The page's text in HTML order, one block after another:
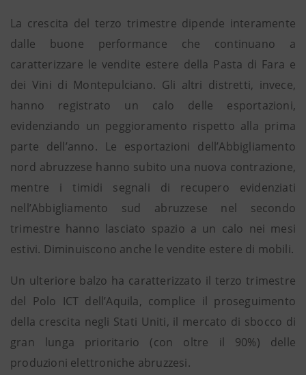
La crescita del terzo trimestre dipende interamente
dalle buone performance che continuano a
caratterizzare le vendite estere della Pasta di Fara e
dei Vini di Montepulciano. Gli altri distretti, invece,
hanno registrato un calo delle esportazioni,
evidenziando un peggioramento rispetto alla prima
parte dell’anno. Le esportazioni dell’Abbigliamento
nord abruzzese hanno subito una nuova contrazione,
mentre i timidi segnali di recupero evidenziati
nell’Abbigliamento sud abruzzese nel secondo
trimestre hanno lasciato spazio a un calo nei mesi
estivi. Diminuiscono anche le vendite estere di mobili.
Un ulteriore balzo ha caratterizzato il terzo trimestre
del Polo ICT dell’Aquila, complice il proseguimento
della crescita negli Stati Uniti, il mercato di sbocco di
gran lunga prioritario (con oltre il 90%) delle
produzioni elettroniche abruzzesi.